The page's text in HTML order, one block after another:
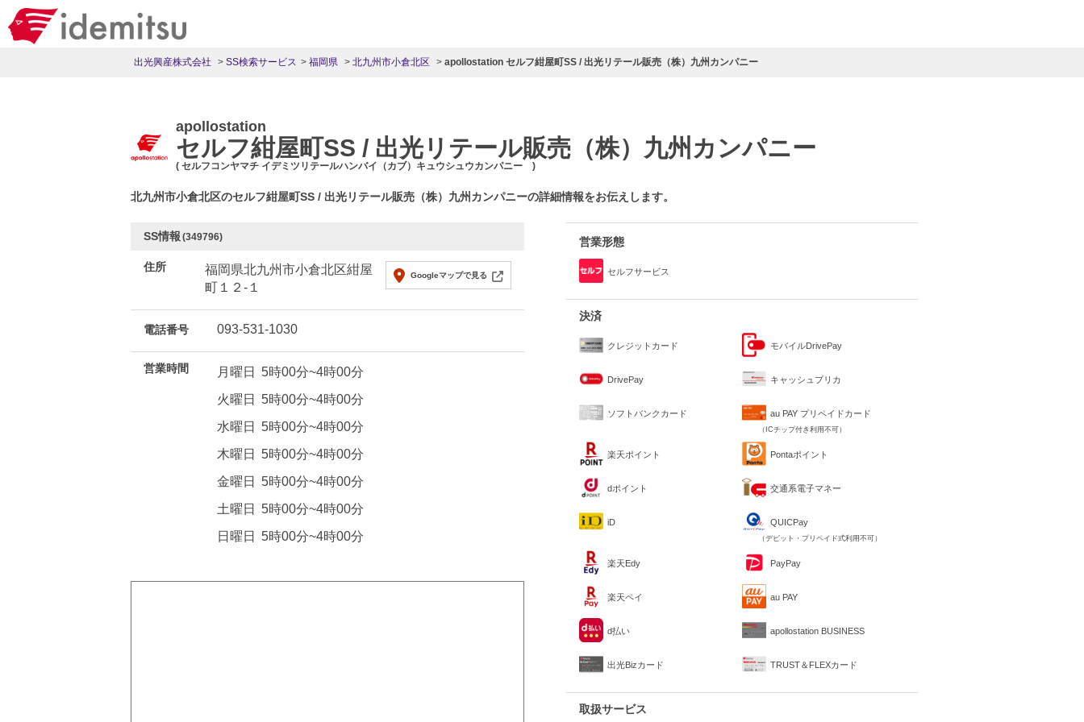
出光興産株式会社 SS検索サービス 福岡県 北九州市小倉北区 apollostation セルフ紺屋町SS / 出光リテール販売（株）九州カンパニー
apollostation
セルフ紺屋町SS / 出光リテール販売（株）九州カンパニー
( セルフコンヤマチ イデミツリテールハンバイ（カブ）キュウシュウカンパニー )
北九州市小倉北区のセルフ紺屋町SS / 出光リテール販売（株）九州カンパニーの詳細情報をお伝えします。
SS情報 (349796)
住所
福岡県北九州市小倉北区紺屋
町１２-１
Googleマップで見る
電話番号 093-531-1030
営業時間 月曜日
5時00分~4時00分
火曜日
5時00分~4時00分
水曜日
5時00分~4時00分
木曜日
5時00分~4時00分
金曜日
5時00分~4時00分
土曜日
5時00分~4時00分
日曜日
5時00分~4時00分
営業形態
セルフサービス
決済
クレジットカード モバイルDrivePay
DrivePay キャッシュプリカ
ソフトバンクカード au PAY プリペイドカード
（ICチップ付き利用不可）
楽天ポイント Pontaポイント
dポイント 交通系電子マネー
iD QUICPay
（デビット・プリペイド式利用不可）
楽天Edy PayPay
楽天ペイ au PAY
d払い apollostation BUSINESS
出光Bizカード TRUST＆FLEXカード
取扱サービス